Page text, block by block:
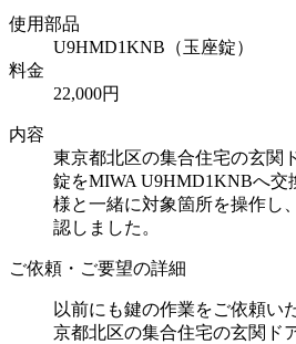
使用部品
U9HMD1KNB（玉座錠）
料金
22,000円
内容
東京都北区の集合住宅の玄関
錠をMIWA U9HMD1KNBへ交
様と一緒に対象箇所を操作し
認しました。
ご依頼・ご要望の詳細
以前にも鍵の作業をご依頼い
京都北区の集合住宅の玄関ド